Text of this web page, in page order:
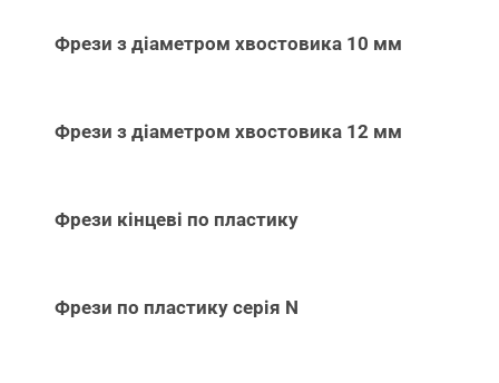
Фрези з діаметром хвостовика 10 мм
Фрези з діаметром хвостовика 12 мм
Фрези кінцеві по пластику
Фрези по пластику серія N